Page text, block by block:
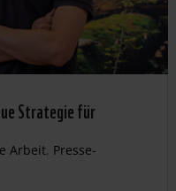
Strategie für
Arbeit, Presse-